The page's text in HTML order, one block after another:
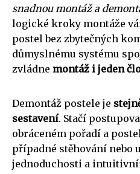
snadnou montáž a
logické kroky montáže
postel bez zbytečných
důmyslnému systému
zvládne montáž i jeden
Demontáž postele je
sestavení. Stačí
obráceném pořadí a
případné stěhování nebo
jednoduchosti a